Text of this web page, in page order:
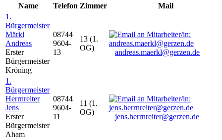
Name
Telefon Zimmer
Mail
1.
Bürgermeister
Märkl
Andreas
Erster
Bürgermeister
Kröning
08744
9604-
13
13 (1.
OG)
andreas.maerkl@gerzen.de
1.
Bürgermeister
Herrnreiter
Jens
Erster
Bürgermeister
Aham
08744
9604-
11
11 (1.
OG)
jens.herrnreiter@gerzen.de